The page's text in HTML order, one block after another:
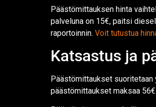
Päästömittauksen hinta
palveluna on 15€, paitsi
raportoinnin. Voit tutustua
Katsastus ja
Päästömittaukset suoritetaan
päästömittaukset maksaa